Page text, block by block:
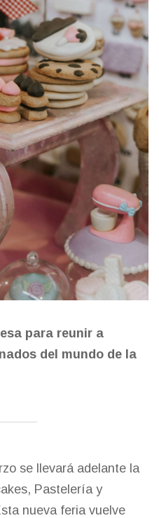
para reunir a
del mundo de la
se llevará adelante la
Pastelería y
nueva feria vuelve